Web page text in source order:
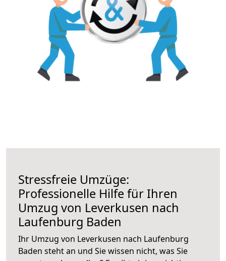
Stressfreie Umzüge:
Professionelle Hilfe für Ihren
Umzug von Leverkusen nach
Laufenburg Baden
Ihr Umzug von Leverkusen nach Laufenburg
Baden steht an und Sie wissen nicht, was Sie